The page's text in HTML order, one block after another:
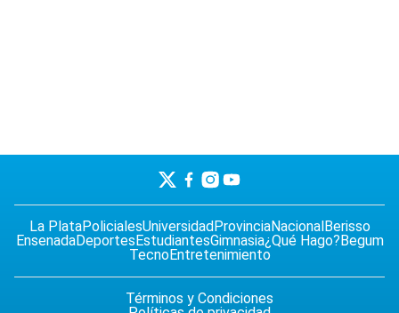
La PlataPolicialesUniversidadProvinciaNacionalBerisso
EnsenadaDeportesEstudiantesGimnasia¿Qué Hago?Begum
TecnoEntretenimiento
Términos y Condiciones